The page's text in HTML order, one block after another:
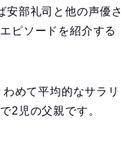
安部礼司と他の声優さ
ピソードを紹介する
めて平均的なサラリ
2児の父親です。